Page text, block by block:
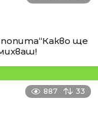
ще
887 33